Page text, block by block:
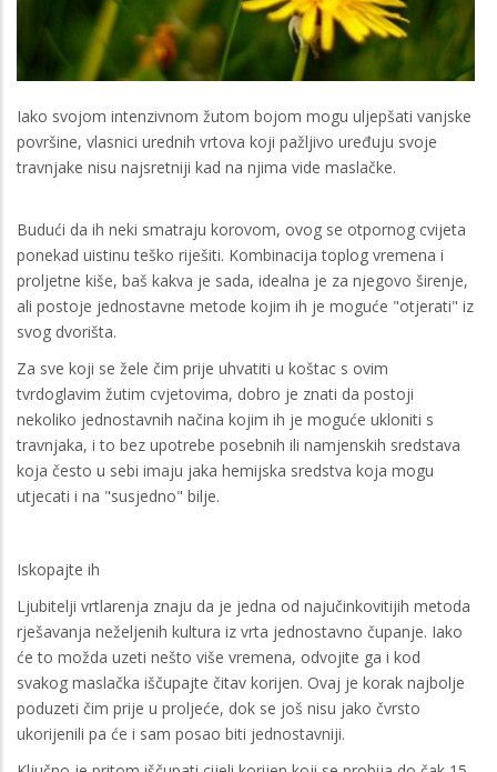
Iako svojom intenzivnom žutom bojom mogu uljepšati vanjske
površine, vlasnici urednih vrtova koji pažljivo uređuju svoje
travnjake nisu najsretniji kad na njima vide maslačke.
Budući da ih neki smatraju korovom, ovog se otpornog cvijeta
ponekad uistinu teško riješiti. Kombinacija toplog vremena i
proljetne kiše, baš kakva je sada, idealna je za njegovo širenje,
ali postoje jednostavne metode kojim ih je moguće "otjerati" iz
svog dvorišta.
Za sve koji se žele čim prije uhvatiti u koštac s ovim
tvrdoglavim žutim cvjetovima, dobro je znati da postoji
nekoliko jednostavnih načina kojim ih je moguće ukloniti s
travnjaka, i to bez upotrebe posebnih ili namjenskih sredstava
koja često u sebi imaju jaka hemijska sredstva koja mogu
utjecati i na "susjedno" bilje.
Iskopajte ih
Ljubitelji vrtlarenja znaju da je jedna od najučinkovitijih metoda
rješavanja neželjenih kultura iz vrta jednostavno čupanje. Iako
će to možda uzeti nešto više vremena, odvojite ga i kod
svakog maslačka iščupajte čitav korijen. Ovaj je korak najbolje
poduzeti čim prije u proljeće, dok se još nisu jako čvrsto
ukorijenili pa će i sam posao biti jednostavniji.